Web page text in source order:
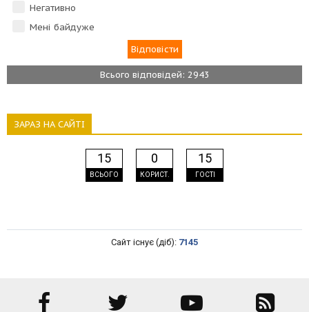
Негативно
Мені байдуже
Всього відповідей: 2943
ЗАРАЗ НА САЙТІ
15
ВСЬОГО
0
КОРИСТ.
15
ГОСТІ
Сайт існує (діб): 7145